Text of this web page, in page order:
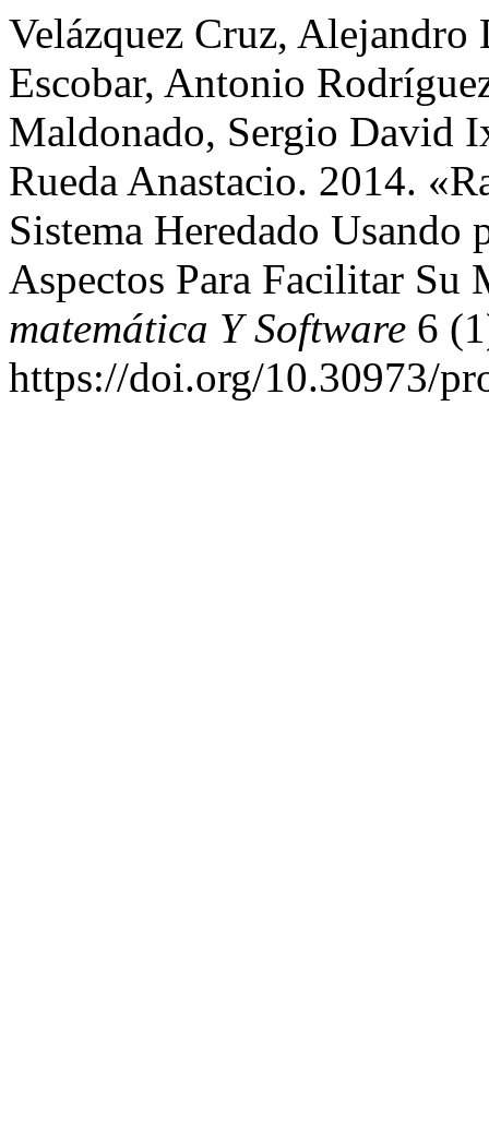
Velázquez Cruz,
Escobar, Antonio
Maldonado, Sergio David
Rueda Anastacio. 2014.
Sistema Heredado Usando
Aspectos Para Facilitar
matemática Y Software 6
https://doi.org/10.30973/